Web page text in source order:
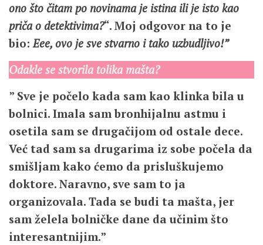
ono što čitam po novinama je istina ili je isto kao
priča o detektivima?“. Moj odgovor na to je
bio:Eee, ovo je sve stvarno i tako uzbudljivo!”
Odakle se stvorila tolika mašta?
” Sve je počelo kada sam kao klinka bila u
bolnici. Imala sam bronhijalnu astmu i
osetila sam se drugačijom od ostale dece.
Već tad sam sa drugarima iz sobe počela da
smišljam kako ćemo da prisluškujemo
doktore. Naravno, sve sam to ja
organizovala. Tada se budi ta mašta, jer
sam želela bolničke dane da učinim što
interesantnijim.”